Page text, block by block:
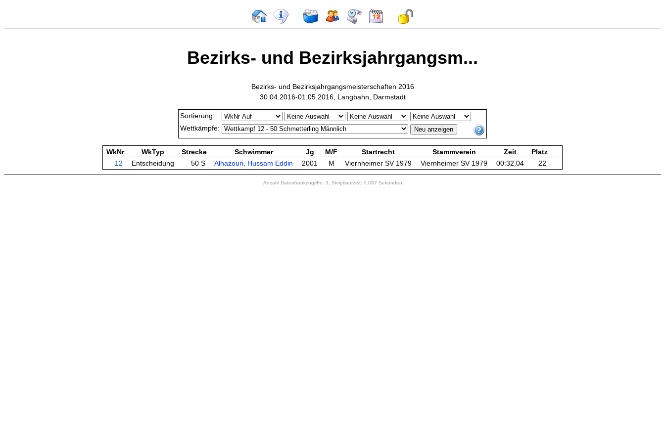
Bezirks- und Bezirksjahrgangsm...
Bezirks- und Bezirksjahrgangsmeisterschaften 2016
30.04.2016-01.05.2016, Langbahn, Darmstadt
Sortierung:
Wettkämpfe:
WkNr WkTyp Strecke Schwimmer Jg M/F Startrecht Stammverein Zeit
Platz
12
Entscheidung 50 S Alhazouri, Hussam Eddin 2001 M Viernheimer SV 1979 Viernheimer SV 1979 00:32,04 22
Anzahl Datenbankzugriffe: 3, Skriptlaufzeit: 0.037 Sekunden